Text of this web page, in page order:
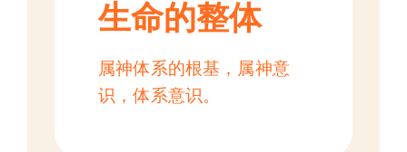
生命的整体
属神体系的根基，属神意
识，体系意识。